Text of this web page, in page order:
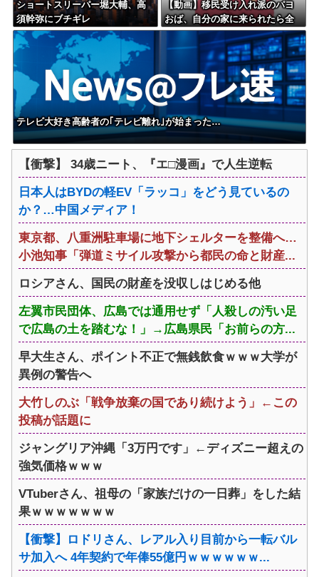
ショートスリーパー堀大輔、高
須幹弥にブチギレ
【動画】移民受け入れ派のパヨ
おば、自分の家に来られたら全
力で拒否るｗｗｗｗｗｗｗｗｗ
ｗｗｗ
テレビ大好き高齢者の｢テレビ離れ｣が始まった…
【衝撃】 34歳ニート、『エ□漫画』で人生逆転
日本人はBYDの軽EV「ラッコ」をどう見ているの
か？…中国メディア！
東京都、八重洲駐車場に地下シェルターを整備へ…
小池知事「弾道ミサイル攻撃から都民の命と財産...
ロシアさん、国民の財産を没収しはじめる他
左翼市民団体、広島では通用せず「人殺しの汚い足
で広島の土を踏むな！」→広島県民「お前らの方...
早大生さん、ポイント不正で無銭飲食ｗｗｗ大学が
異例の警告へ
大竹しのぶ「戦争放棄の国であり続けよう」←この
投稿が話題に
ジャングリア沖縄「3万円です」←ディズニー超えの
強気価格ｗｗｗ
VTuberさん、祖母の「家族だけの一日葬」をした結
果ｗｗｗｗｗｗｗ
【衝撃】ロドリさん、レアル入り目前から一転バル
サ加入へ 4年契約で年俸55億円ｗｗｗｗｗｗ...